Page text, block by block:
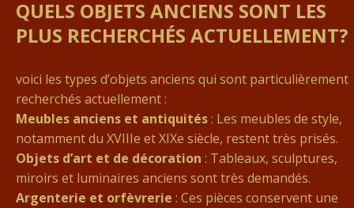
QUELS OBJETS ANCIENS SONT LES
PLUS RECHERCHÉS ACTUELLEMENT?
voici les types d’objets anciens qui sont particulièrement
recherchés actuellement :
Meubles anciens et antiquités: Les meubles de style,
notamment du XVIIIe et XIXe siècle, restent très prisés.
Objets d’art et de décoration : Tableaux, sculptures,
miroirs et luminaires anciens sont très demandés.
Argenterie et orfèvrerie : Ces pièces conservent une